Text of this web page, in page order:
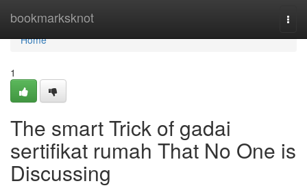
bookmarksknot
Home
Home
1
The smart Trick of gadai
sertifikat rumah That No One is
Discussing